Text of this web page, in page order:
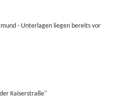
- Unterlagen liegen bereits vor
Kaiserstraße"